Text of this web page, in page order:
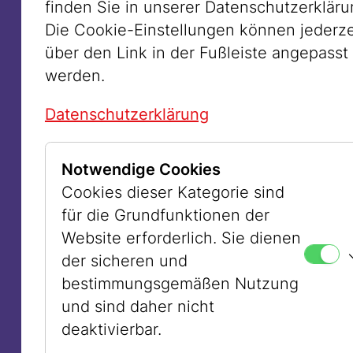
wirkt dies affirmativ, doch es kann auch
als Warnung vor der NS-Rassenideologie
verstanden werden. Anne Zalhalka
stellte das Bild mit echten Menschen
nach, um Meeres absurde „arische“
Idealisierung zu hinterfragen. Die
zentrale Figur ist eine kräftige Frau, eine
kurz zuvor aus New York eingewanderte
Jüdin. Zwar lebt diese säkular, doch da
ihre neue Heimat im Gegensatz zum
multireligiösen New York eindeutig
christlich geprägt ist, aktivierte sie ihre
jüdische Identität, um sich nicht wie ein
Alien zu fühlen.
finden Sie in unserer
Die Cookie-Einstellungen können
über den Link in der Fußleiste angepasst
werden.
Datenschutzerklärung
Notwendige Cookies
Cookies dieser Kategorie sind
für die Grundfunktionen der
Website erforderlich. Sie dienen
der sicheren und
bestimmungsgemäßen Nutzung
und sind daher nicht
deaktivierbar.